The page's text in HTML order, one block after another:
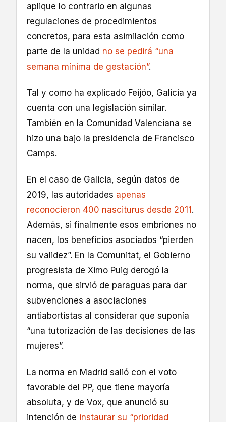
aplique lo contrario en algunas
regulaciones de procedimientos
concretos, para esta asimilación como
parte de la unidad no se pedirá “una
semana mínima de gestación”.
Tal y como ha explicado Feijóo, Galicia ya
cuenta con una legislación similar.
También en la Comunidad Valenciana se
hizo una bajo la presidencia de Francisco
Camps.
En el caso de Galicia, según datos de
2019, las autoridades apenas
reconocieron 400 nasciturus desde 2011.
Además, si finalmente esos embriones no
nacen, los beneficios asociados “pierden
su validez”. En la Comunitat, el Gobierno
progresista de Ximo Puig derogó la
norma, que sirvió de paraguas para dar
subvenciones a asociaciones
antiabortistas al considerar que suponía
“una tutorización de las decisiones de las
mujeres”.
La norma en Madrid salió con el voto
favorable del PP, que tiene mayoría
absoluta, y de Vox, que anunció su
intención de instaurar su “prioridad